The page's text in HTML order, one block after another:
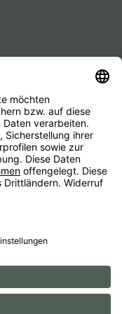
zzgl.
Schnorr - with
Datenschutz